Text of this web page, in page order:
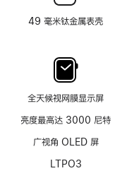
49 毫米钛金属表壳
全天候视网膜显示屏
亮度最高达 3000 尼特
广视角 OLED 屏
LTPO3